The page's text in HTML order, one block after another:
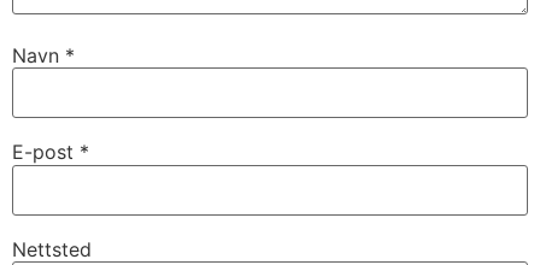
Navn *
E-post *
Nettsted